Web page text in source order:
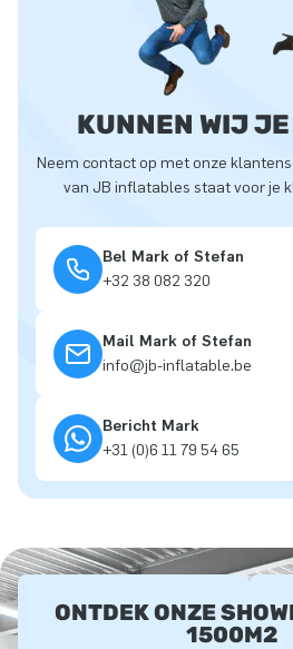
KUNNEN WIJ
Neem contact op met onze
van JB inflatables staat voor je
Bel Mark of Stefan
+32 38 082 320
Mail Mark of Stefan
info@jb-inflatable.be
Bericht Mark
+31 (0)6 11 79 54 65
ONTDEK ONZE
1500M2